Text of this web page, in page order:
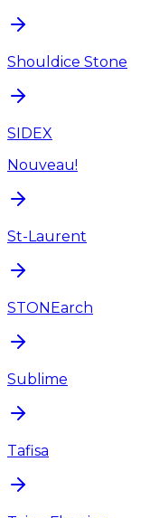
Shouldice Stone
SIDEX
Nouveau!
St-Laurent
STONEarch
Sublime
Tafisa